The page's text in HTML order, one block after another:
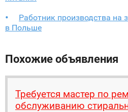
Работник производства на
в Польше
Похожие объявления
Требуется мастер по
обслуживанию